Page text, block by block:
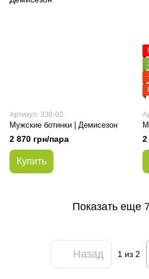
Артикул: 338-02
Мужские ботинки | Демисезон
2 870 грн/пара
Купить
2
Показать еще
Назад 1 из 2